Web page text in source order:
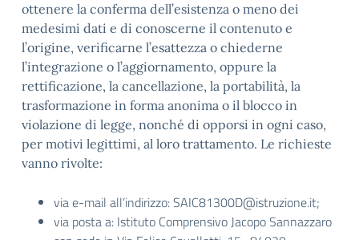
ottenere la conferma dell’esistenza o meno dei
medesimi dati e di conoscerne il contenuto e
l’origine, verificarne l’esattezza o chiederne
l’integrazione o l’aggiornamento, oppure la
rettificazione, la cancellazione, la portabilità, la
trasformazione in forma anonima o il blocco in
violazione di legge, nonché di opporsi in ogni caso,
per motivi legittimi, al loro trattamento. Le richieste
vanno rivolte:
via e-mail all’indirizzo: SAIC81300D@istruzione.it;
via posta a: Istituto Comprensivo Jacopo Sannazzaro